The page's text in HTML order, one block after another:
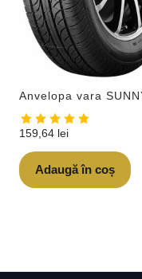
Anvelopa vara
159,64 lei
Adaugă în coș